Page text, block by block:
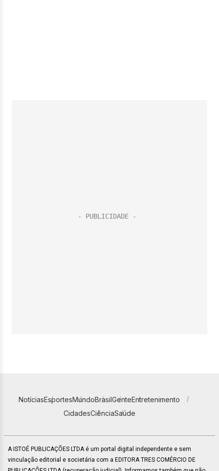
NotíciasEsportesMundoBrasilGenteEntretenimento
CidadesCiênciaSaúde
A ISTOÉ PUBLICAÇÕES LTDA é um portal digital independente e sem
vinculação editorial e societária com a EDITORA TRES COMÉRCIO DE